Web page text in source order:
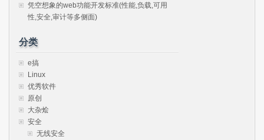
凭空想象的web功能开发标准(性能,负载,可用
性,安全,审计等多侧面)
分类
e搞
Linux
优秀软件
原创
大杂烩
安全
无线安全